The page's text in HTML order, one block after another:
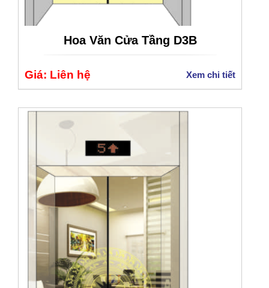
Hoa Văn Cửa Tầng D3B
Giá: Liên hệ Xem chi tiết